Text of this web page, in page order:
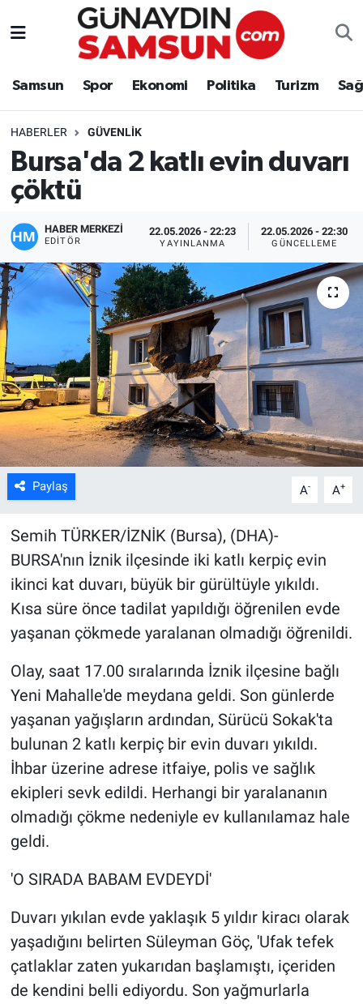
Samsun Spor Ekonomi Politika Turizm
HABERLER GÜVENLIK
Bursa'da 2 katlı evin duvarı
çöktü
HABER MERKEZİ
EDITÖR
22.05.2026 - 22:23
YAYINLANMA
22.05.2026 - 22:30
GÜNCELLEME
Paylaş A- A+
Semih TÜRKER/İZNİK (Bursa), (DHA)-
BURSA'nın İznik ilçesinde iki katlı kerpiç evin
ikinci kat duvarı, büyük bir gürültüyle yıkıldı.
Kısa süre önce tadilat yapıldığı öğrenilen evde
yaşanan çökmede yaralanan olmadığı öğrenildi.
Olay, saat 17.00 sıralarında İznik ilçesine bağlı
Yeni Mahalle'de meydana geldi. Son günlerde
yaşanan yağışların ardından, Sürücü Sokak'ta
bulunan 2 katlı kerpiç bir evin duvarı yıkıldı.
İhbar üzerine adrese itfaiye, polis ve sağlık
ekipleri sevk edildi. Herhangi bir yaralananın
olmadığı çökme nedeniyle ev kullanılamaz hale
geldi.
'O SIRADA BABAM EVDEYDİ'
Duvarı yıkılan evde yaklaşık 5 yıldır kiracı olarak
yaşadığını belirten Süleyman Göç, 'Ufak tefek
çatlaklar zaten yukarıdan başlamıştı, içeriden
de kendini belli ediyordu. Son yağmurlarla
Samsun
Politika
Turizm
Sağlık
Eğitim
Yaşam
Kültür Sanat
Bilim ve Teknoloji
Genel
Nöbetçi Eczaneler
Süper Lig Puan Durumu ve Fikstür
Tüm Manşetler
Son Dakika Haberleri
Haber Arşivi